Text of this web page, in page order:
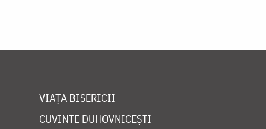
VIAȚA BISERICII
CUVINTE DUHOVNICEȘTI